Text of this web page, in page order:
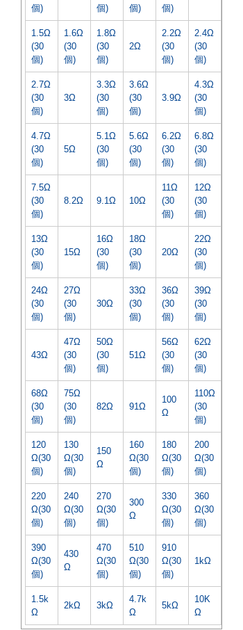
個) 個) 個) 個)
1.5Ω
(30
個)
1.6Ω
(30
個)
1.8Ω
(30
個)
2Ω
2.2Ω
(30
個)
2.4Ω
(30
個)
2.7Ω
(30
個)
3Ω
3.3Ω
(30
個)
3.6Ω
(30
個)
3.9Ω
4.3Ω
(30
個)
4.7Ω
(30
個)
5Ω
5.1Ω
(30
個)
5.6Ω
(30
個)
6.2Ω
(30
個)
6.8Ω
(30
個)
7.5Ω
(30
個)
8.2Ω 9.1Ω 10Ω
11Ω
(30
個)
12Ω
(30
個)
13Ω
(30
個)
15Ω
16Ω
(30
個)
18Ω
(30
個)
20Ω
22Ω
(30
個)
24Ω
(30
個)
27Ω
(30
個)
30Ω
33Ω
(30
個)
36Ω
(30
個)
39Ω
(30
個)
43Ω
47Ω
(30
個)
50Ω
(30
個)
51Ω
56Ω
(30
個)
62Ω
(30
個)
68Ω
(30
個)
75Ω
(30
個)
82Ω 91Ω
100
Ω
110Ω
(30
個)
120
Ω(30
個)
130
Ω(30
個)
150
Ω
160
Ω(30
個)
180
Ω(30
個)
200
Ω(30
個)
220
Ω(30
個)
240
Ω(30
個)
270
Ω(30
個)
300
Ω
330
Ω(30
個)
360
Ω(30
個)
390
Ω(30
個)
430
Ω
470
Ω(30
個)
510
Ω(30
個)
910
Ω(30
個)
1kΩ
1.5k
Ω
2kΩ 3kΩ
4.7k
Ω
5kΩ
10K
Ω